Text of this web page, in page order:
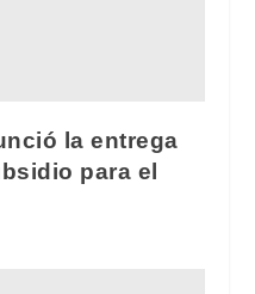
la entrega
para el